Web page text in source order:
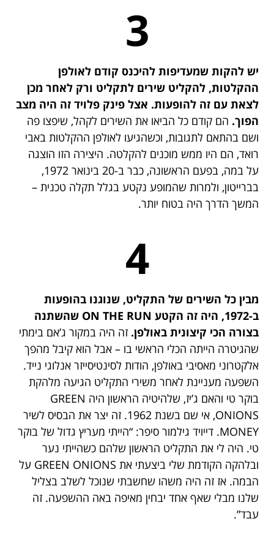
3
יש להקות שמעדיפות להיכנס קודם לאולפן
ההקלטות, להקליט שירים לתקליט ורק לאחר מכן
לצאת עם זה להופעות. אצל פינק פלויד זה היה מצב
הפוך. הם קודם כל הביאו את השירים לקהל, שיפצו פה
ושם בהתאם לתגובות, וכשהגיעו לאולפן ההקלטות באבי
רואד, הם היו ממש מוכנים להקלטה. היצירה הזו הוצגה
על במה, בפעם הראשונה, כבר ב-20 בינואר 1972,
בברייטון, ולמרות שהמופע נקטע בגלל תקלה טכנית –
המשך הדרך היה בטוח יותר.
4
מבין כל השירים של התקליט, שנוגנו בהופעות
ב-1972, היה זה הקטע ON THE RUN שהשתנה
בצורה הכי קיצונית באולפן. זה היה במקור ג’אם בימתי
שהגיטרה הייתה הכלי הראשי בו – אבל הוא קיבל מהפך
אלקטרוני מאסיבי באולפן, הודות לסינטיסייזר אנלוגי נייד.
השפעה מעניינת לאחר משירי התקליט הגיעה מלהקת
בוקר טי והאם ג’יז, שלהיטיה הראשון היה GREEN
ONIONS, אי שם בשנת 1962. זה יצר את הבסיס לשיר
MONEY. דייויד גילמור סיפר: “הייתי מעריץ גדול של בוקר
טי. היה לי את התקליט הראשון שלהם כשהייתי נער
ובלהקה הקודמת שלי ביצעתי את GREEN ONIONS על
הבמה. אז זה היה משהו שחשבתי שנוכל לשלב בצליל
שלנו מבלי שאף אחד יבחין מאיפה באה ההשפעה. זה
עבד”.